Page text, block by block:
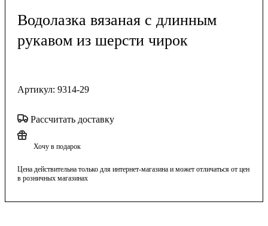
Водолазка вязаная с длинным
рукавом из шерсти чирок
Артикул: 9314-29
Рассчитать доставку
Хочу в подарок
Цена действительна только для интернет-магазина и может отличаться от цен
в розничных магазинах